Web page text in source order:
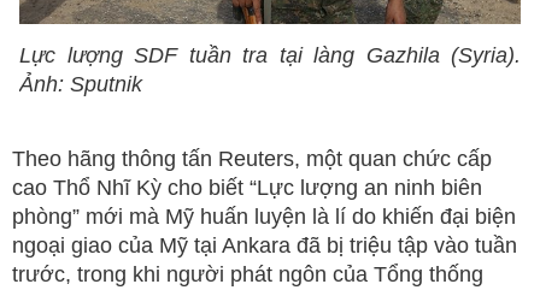
Lực lượng SDF tuần tra tại làng Gazhila (Syria).
Ảnh: Sputnik
Theo hãng thông tấn Reuters, một quan chức cấp
cao Thổ Nhĩ Kỳ cho biết “Lực lượng an ninh biên
phòng” mới mà Mỹ huấn luyện là lí do khiến đại biện
ngoại giao của Mỹ tại Ankara đã bị triệu tập vào tuần
trước, trong khi người phát ngôn của Tổng thống